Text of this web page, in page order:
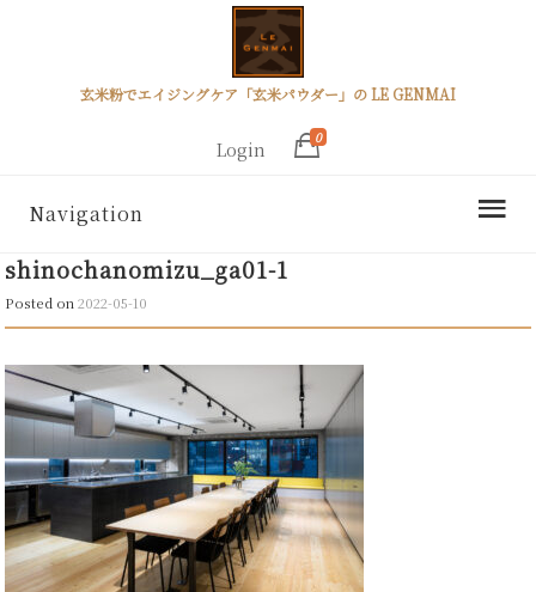
玄米粉でエイジングケア「玄米パウダー」の LE GENMAI
Login
0
Navigation
shinochanomizu_ga01-1
Posted on2022-05-10